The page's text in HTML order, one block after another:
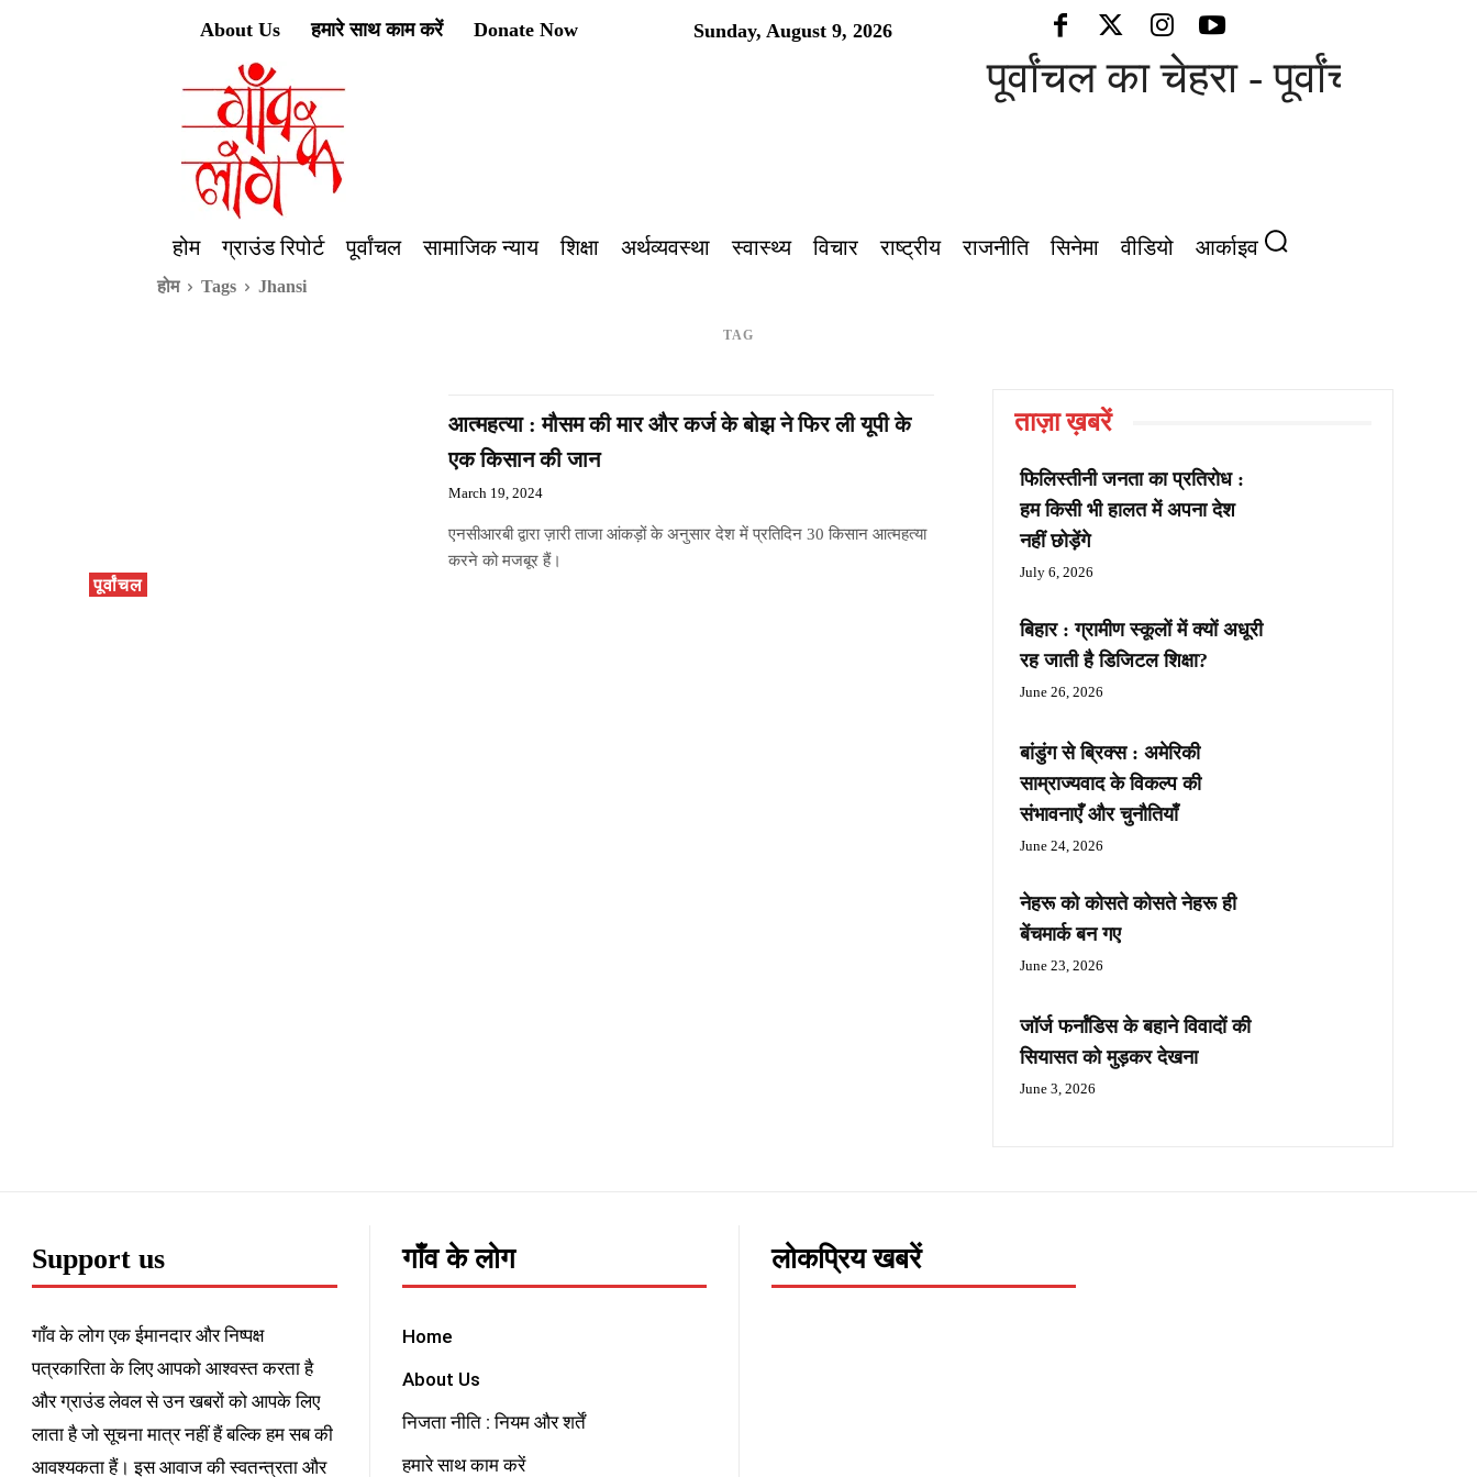
Sunday, August 9, 2026
About Us हमारे साथ काम करें Donate Now
पूर्वांचल का चेहरा - पूर्वांचल की
होम ग्राउंड रिपोर्ट पूर्वांचल सामाजिक न्याय शिक्षा अर्थव्यवस्था स्वास्थ्य विचार राष्ट्रीय राजनीति सिनेमा वीडियो आर्काइव
होम Tags Jhansi
TAG
पूर्वांचल
आत्महत्या : मौसम की मार और कर्ज के बोझ ने फिर ली यूपी के
एक किसान की जान
March 19, 2024
एनसीआरबी द्वारा ज़ारी ताजा आंकड़ों के अनुसार देश में प्रतिदिन 30 किसान आत्महत्या
करने को मजबूर हैं।
ताज़ा ख़बरें
फिलिस्तीनी जनता का प्रतिरोध :
हम किसी भी हालत में अपना देश
नहीं छोड़ेंगे
July 6, 2026
बिहार : ग्रामीण स्कूलों में क्यों अधूरी
रह जाती है डिजिटल शिक्षा?
June 26, 2026
बांडुंग से ब्रिक्स : अमेरिकी
साम्राज्यवाद के विकल्प की
संभावनाएँ और चुनौतियाँ
June 24, 2026
नेहरू को कोसते कोसते नेहरू ही
बेंचमार्क बन गए
June 23, 2026
जॉर्ज फर्नांडिस के बहाने विवादों की
सियासत को मुड़कर देखना
June 3, 2026
Support us
गाँव के लोग एक ईमानदार और निष्पक्ष
पत्रकारिता के लिए आपको आश्वस्त करता है
और ग्राउंड लेवल से उन खबरों को आपके लिए
लाता है जो सूचना मात्र नहीं हैं बल्कि हम सब की
आवश्यकता हैं। इस आवाज की स्वतन्त्रता और
गाँव के लोग
Home
About Us
निजता नीति : नियम और शर्तें
हमारे साथ काम करें
लोकप्रिय खबरें